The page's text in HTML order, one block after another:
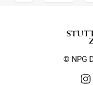
© NPG